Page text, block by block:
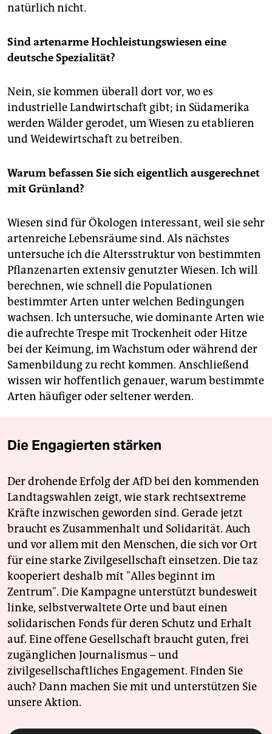
natürlich nicht.
Sind artenarme Hochleistungswiesen eine
deutsche Spezialität?
Nein, sie kommen überall dort vor, wo es
industrielle Landwirtschaft gibt; in Südamerika
werden Wälder gerodet, um Wiesen zu etablieren
und Weidewirtschaft zu betreiben.
Warum befassen Sie sich eigentlich ausgerechnet
mit Grünland?
Wiesen sind für Ökologen interessant, weil sie sehr
artenreiche Lebensräume sind. Als nächstes
untersuche ich die Altersstruktur von bestimmten
Pflanzenarten extensiv genutzter Wiesen. Ich will
berechnen, wie schnell die Populationen
bestimmter Arten unter welchen Bedingungen
wachsen. Ich untersuche, wie dominante Arten wie
die aufrechte Trespe mit Trockenheit oder Hitze
bei der Keimung, im Wachstum oder während der
Samenbildung zu recht kommen. Anschließend
wissen wir hoffentlich genauer, warum bestimmte
Arten häufiger oder seltener werden.
Die Engagierten stärken
Der drohende Erfolg der AfD bei den kommenden
Landtagswahlen zeigt, wie stark rechtsextreme
Kräfte inzwischen geworden sind. Gerade jetzt
braucht es Zusammenhalt und Solidarität. Auch
und vor allem mit den Menschen, die sich vor Ort
für eine starke Zivilgesellschaft einsetzen. Die taz
kooperiert deshalb mit "Alles beginnt im
Zentrum". Die Kampagne unterstützt bundesweit
linke, selbstverwaltete Orte und baut einen
solidarischen Fonds für deren Schutz und Erhalt
auf. Eine offene Gesellschaft braucht guten, frei
zugänglichen Journalismus – und
zivilgesellschaftliches Engagement. Finden Sie
auch? Dann machen Sie mit und unterstützen Sie
unsere Aktion.